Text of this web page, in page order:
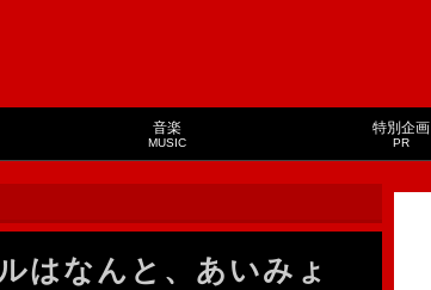
音楽
MUSIC
特別企画
PR
はなんと、あいみょ